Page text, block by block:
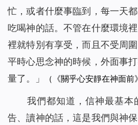
忙，或者什麼事臨到，每一天
吃喝神的話。不管在什麼環境
裡就特別有享受，而且不受周
平時心思念神的時候，外面事
量了。
」 （《關乎心安靜在神面前
我們都知道，信神最基本
告、讀神的話，這是我們與神